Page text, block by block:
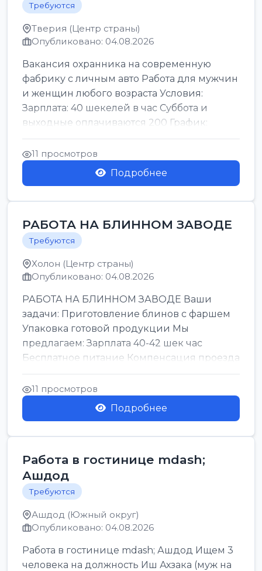
Требуются
Тверия (Центр страны)
Опубликовано: 04.08.2026
Вакансия охранника на современную
фабрику с личным авто Работа для мужчин
и женщин любого возраста Условия:
Зарплата: 40 шекелей в час Суббота и
выходные оплачиваются 200 График:
смены утро день ночь ...
11 просмотров
Подробнее
РАБОТА НА БЛИННОМ ЗАВОДЕ
Требуются
Холон (Центр страны)
Опубликовано: 04.08.2026
РАБОТА НА БЛИННОМ ЗАВОДЕ Ваши
задачи: Приготовление блинов с фаршем
Упаковка готовой продукции Мы
предлагаем: Зарплата 40-42 шек час
Бесплатное питание Компенсация проезда
Легкие условия труда График:...
11 просмотров
Подробнее
Работа в гостинице mdash;
Ашдод
Требуются
Ашдод (Южный округ)
Опубликовано: 04.08.2026
Работа в гостинице mdash; Ашдод Ищем 3
человека на должность Иш Ахзака (муж на